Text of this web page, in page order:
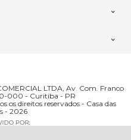
LTDA, Av. Com. Franco
000 - Curitiba - PR
os direitos reservados - Casa das
- 2026